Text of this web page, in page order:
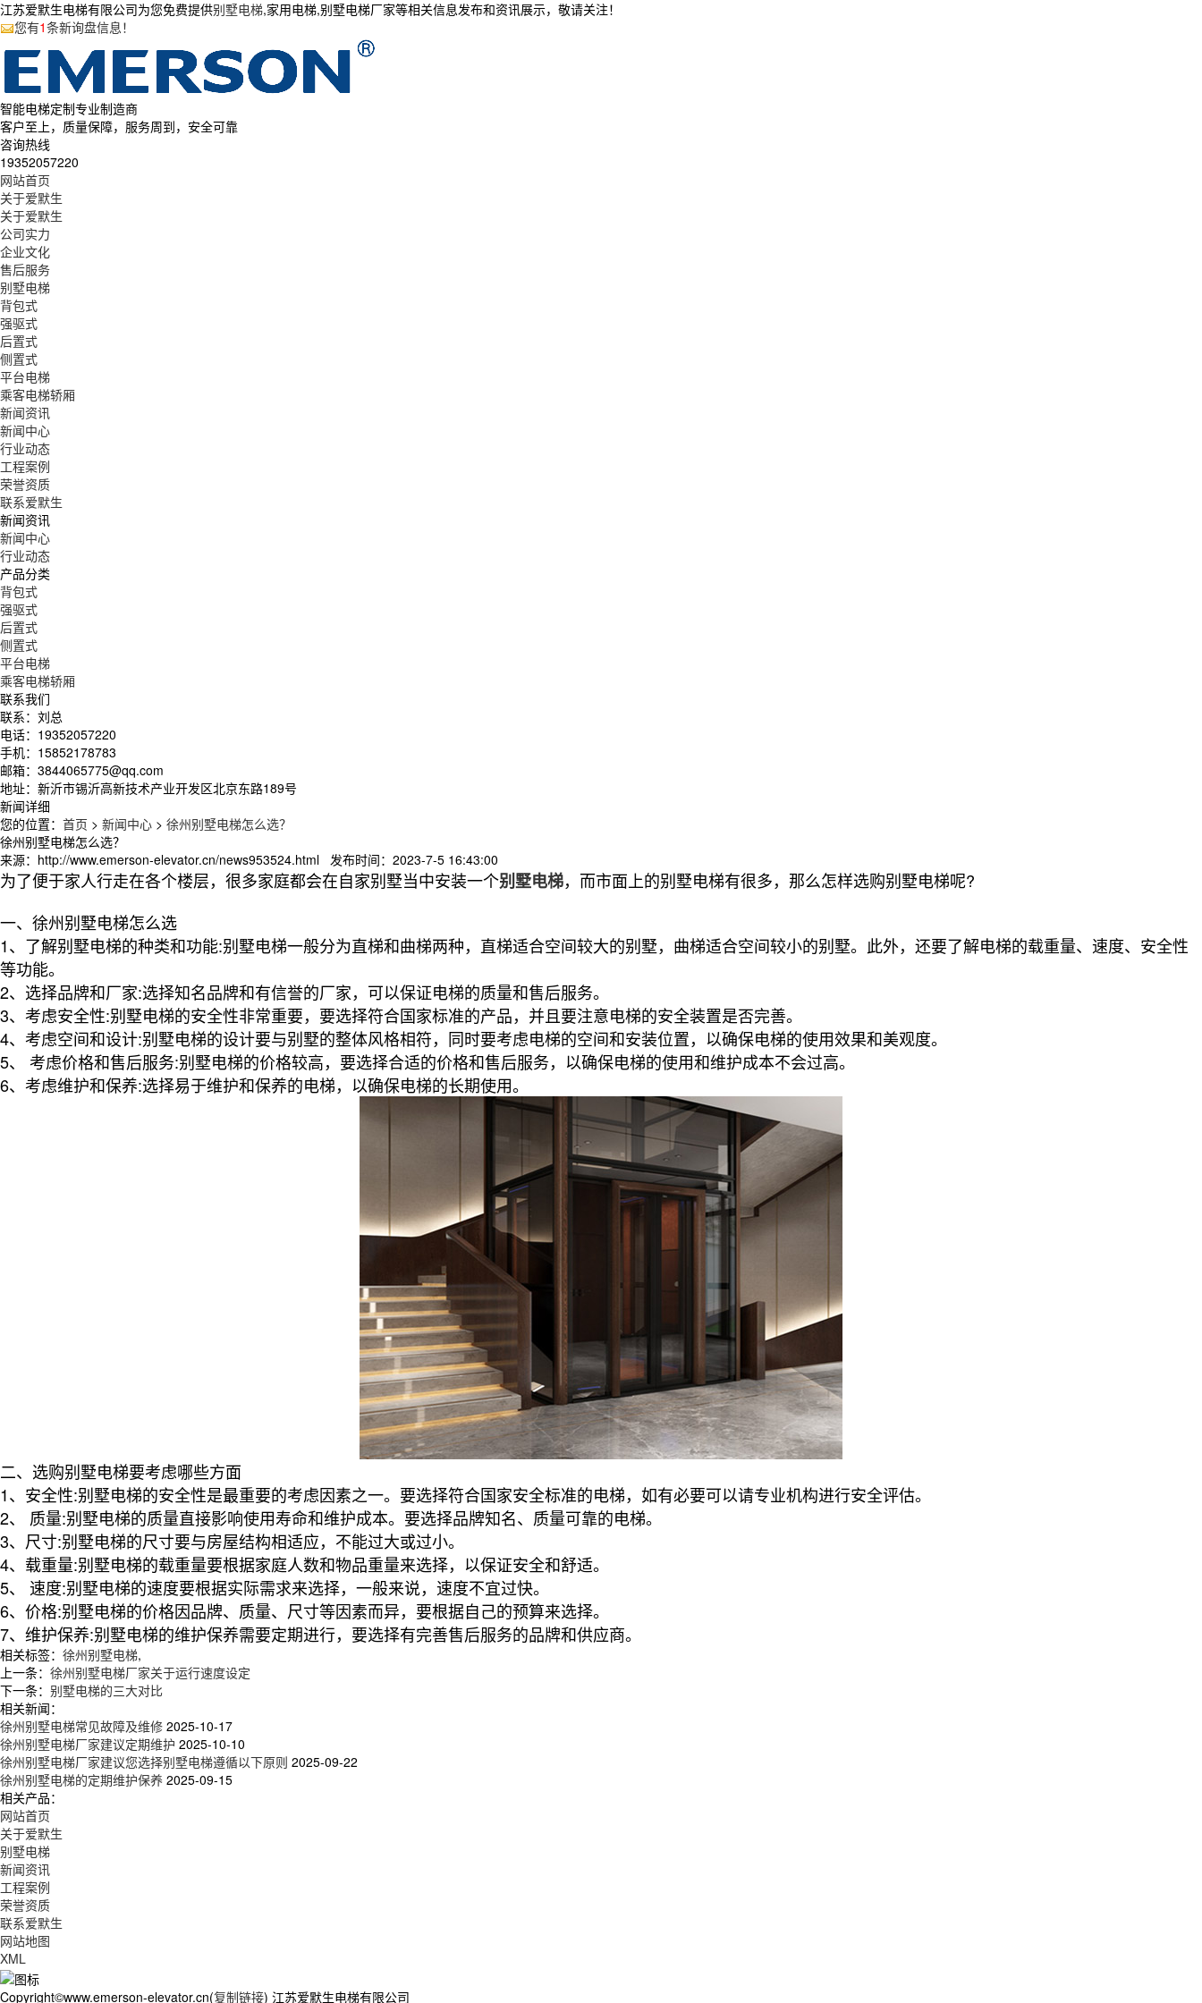
江苏爱默生电梯有限公司为您免费提供别墅电梯,家用电梯,别墅电梯厂家等相关信息发布和资讯展示，敬请关注！
您有1条新询盘信息！
智能电梯定制专业制造商
客户至上，质量保障，服务周到，安全可靠
咨询热线
19352057220
网站首页
关于爱默生
关于爱默生
公司实力
企业文化
售后服务
别墅电梯
背包式
强驱式
后置式
侧置式
平台电梯
乘客电梯轿厢
新闻资讯
新闻中心
行业动态
工程案例
荣誉资质
联系爱默生
新闻资讯
新闻中心
行业动态
产品分类
背包式
强驱式
后置式
侧置式
平台电梯
乘客电梯轿厢
联系我们
联系：刘总
电话：19352057220
手机：15852178783
邮箱：3844065775@qq.com
地址：新沂市锡沂高新技术产业开发区北京东路189号
新闻详细
您的位置： 首页 > 新闻中心 > 徐州别墅电梯怎么选？
徐州别墅电梯怎么选？
来源：http://www.emerson-elevator.cn/news953524.html 发布时间：2023-7-5 16:43:00
为了便于家人行走在各个楼层，很多家庭都会在自家别墅当中安装一个别墅电梯，而市面上的别墅电梯有很多，那么怎样选购别墅电梯呢?
一、徐州别墅电梯怎么选
1、了解别墅电梯的种类和功能:别墅电梯一般分为直梯和曲梯两种，直梯适合空间较大的别墅，曲梯适合空间较小的别墅。此外，还要了解电梯的载重量、速度、安全性
等功能。
2、选择品牌和厂家:选择知名品牌和有信誉的厂家，可以保证电梯的质量和售后服务。
3、考虑安全性:别墅电梯的安全性非常重要，要选择符合国家标准的产品，并且要注意电梯的安全装置是否完善。
4、考虑空间和设计:别墅电梯的设计要与别墅的整体风格相符，同时要考虑电梯的空间和安装位置，以确保电梯的使用效果和美观度。
5、 考虑价格和售后服务:别墅电梯的价格较高，要选择合适的价格和售后服务，以确保电梯的使用和维护成本不会过高。
6、考虑维护和保养:选择易于维护和保养的电梯，以确保电梯的长期使用。
二、选购别墅电梯要考虑哪些方面
1、安全性:别墅电梯的安全性是最重要的考虑因素之一。要选择符合国家安全标准的电梯，如有必要可以请专业机构进行安全评估。
2、 质量:别墅电梯的质量直接影响使用寿命和维护成本。要选择品牌知名、质量可靠的电梯。
3、尺寸:别墅电梯的尺寸要与房屋结构相适应，不能过大或过小。
4、载重量:别墅电梯的载重量要根据家庭人数和物品重量来选择，以保证安全和舒适。
5、 速度:别墅电梯的速度要根据实际需求来选择，一般来说，速度不宜过快。
6、价格:别墅电梯的价格因品牌、质量、尺寸等因素而异，要根据自己的预算来选择。
7、维护保养:别墅电梯的维护保养需要定期进行，要选择有完善售后服务的品牌和供应商。
相关标签： 徐州别墅电梯,
上一条： 徐州别墅电梯厂家关于运行速度设定
下一条： 别墅电梯的三大对比
相关新闻：
徐州别墅电梯常见故障及维修 2025-10-17
徐州别墅电梯厂家建议定期维护 2025-10-10
徐州别墅电梯厂家建议您选择别墅电梯遵循以下原则 2025-09-22
徐州别墅电梯的定期维护保养 2025-09-15
相关产品：
网站首页
关于爱默生
别墅电梯
新闻资讯
工程案例
荣誉资质
联系爱默生
网站地图
XML
Copyright©www.emerson-elevator.cn(复制链接) 江苏爱默生电梯有限公司